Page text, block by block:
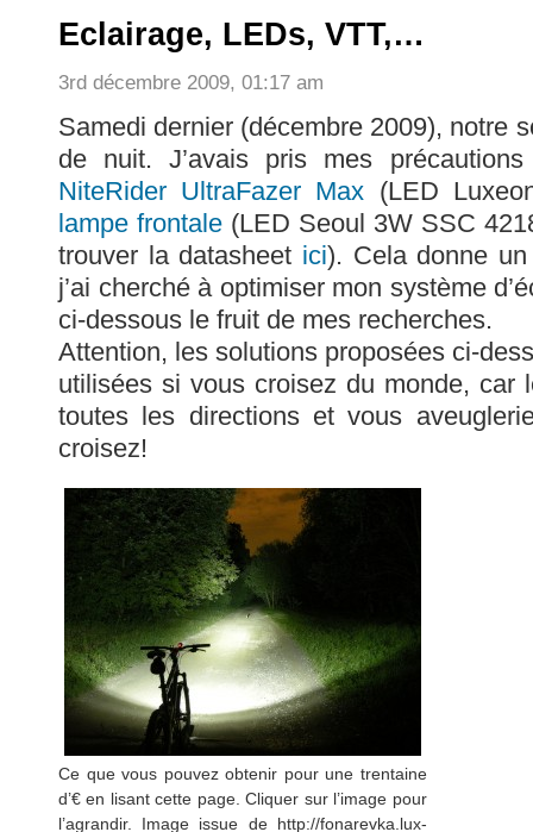
Eclairage, LEDs, VTT,…
3rd décembre 2009, 01:17 am
Samedi dernier (décembre 2009), notre
de nuit. J’avais pris mes
NiteRider UltraFazer Max (LED
lampe frontale (LED Seoul 3W SSC
trouver la datasheet ici). Cela donne
j’ai cherché à optimiser mon système
ci-dessous le fruit de mes recherches.
Attention, les solutions proposées ci-
utilisées si vous croisez du monde, car
toutes les directions et vous
croisez!
Ce que vous pouvez obtenir pour une trentaine
d’€ en lisant cette page. Cliquer sur l’image pour
l’agrandir. Image issue de http://fonarevka.lux-